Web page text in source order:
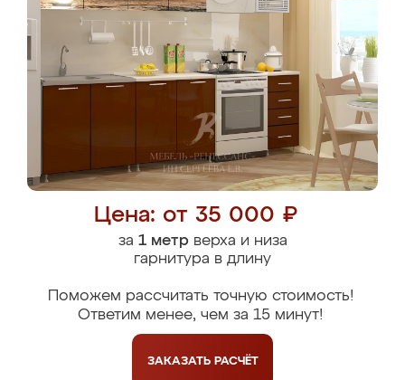
Цена: от 35 000 ₽
за 1 метрверха и низа
гарнитура в длину
Поможем рассчитать точную стоимость!
Ответим менее, чем за 15 минут!
ЗАКАЗАТЬ РАСЧЁТ